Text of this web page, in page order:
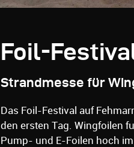
Foil-
Strandmesse für
Das Foil-Festival auf
den ersten Tag. Wingfoilen
Pump- und E-Foilen hoch